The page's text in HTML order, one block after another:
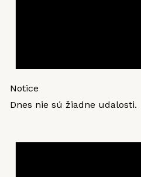
Notice
Dnes nie sú žiadne udalosti.